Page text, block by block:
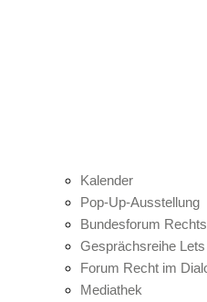
Kalender
Pop-Up-Ausstellung
Bundesforum
Gesprächsreihe
Forum Recht im
Mediathek